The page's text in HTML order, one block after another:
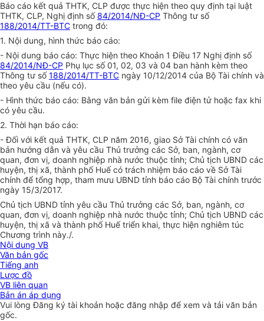
Báo cáo kết quả THTK, CLP được thực hiện theo quy định tại luật
THTK, CLP, Nghị định số84/2014/NĐ-CP Thông tư số
188/2014/TT-BTC trong đó:
1. Nội dung, hình thức báo cáo:
- Nội dung báo cáo: Thực hiện theo Khoản 1 Điều 17 Nghị định số
84/2014/NĐ-CP Phụ lục số 01, 02, 03 và 04 ban hành kèm theo
Thông tư số188/2014/TT-BTC ngày 10/12/2014 của Bộ Tài chính và
theo yêu cầu (nếu có).
- Hình thức báo cáo: Bằng văn bản gửi kèm file điện tử hoặc fax khi
có yêu cầu.
2. Thời hạn báo cáo:
- Đối với kết quả THTK, CLP năm 2016, giao Sở Tài chính có văn
bản hướng dẫn và yêu cầu Thủ trưởng các Sở, ban, ngành, cơ
quan, đơn vị, doanh nghiệp nhà nước thuộc tỉnh; Chủ tịch UBND các
huyện, thị xã, thành phố Huế có trách nhiệm báo cáo về Sở Tài
chính để tổng hợp, tham mưu UBND tỉnh báo cáo Bộ Tài chính trước
ngày 15/3/2017.
Chủ tịch UBND tỉnh yêu cầu Thủ trưởng các Sở, ban, ngành, cơ
quan, đơn vị, doanh nghiệp nhà nước thuộc tỉnh; Chủ tịch UBND các
huyện, thị xã và thành phố Huế triển khai, thực hiện nghiêm túc
Chương trình này./.
Nội dung VB
Văn bản gốc
Tiếng anh
Lược đồ
VB liên quan
Bản án áp dụng
Vui lòngĐăng ký tài khoản hoặc đăng nhập để xem và tải văn bản
gốc.